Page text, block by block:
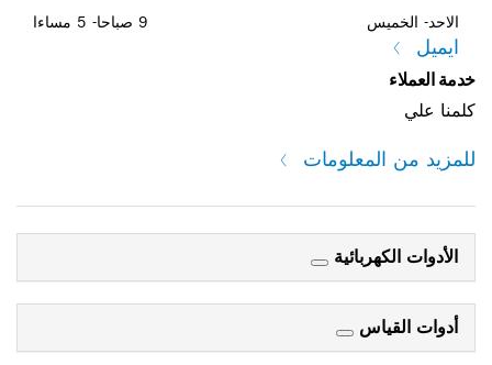
الاحد- الخميس
ايميل
خدمة العملاء
كلمنا علي
للمزيد من المعلومات
الأدوات الكهربائية
أدوات القياس